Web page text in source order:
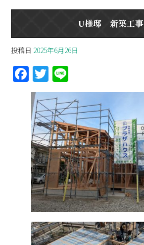
U様邸 新築工事
投稿日 2025年6月26日
F
a
ce
b
o
o
k
T
w
itt
er
n
e